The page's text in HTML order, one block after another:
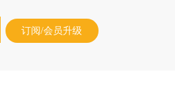
订阅/会员升级